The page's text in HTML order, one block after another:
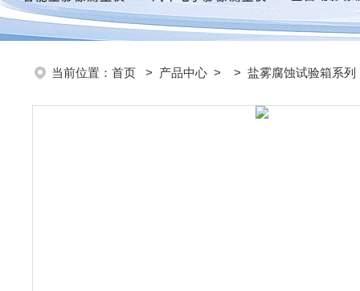
当前位置： 首页 > 产品中心 > > 盐雾腐蚀试验箱系列